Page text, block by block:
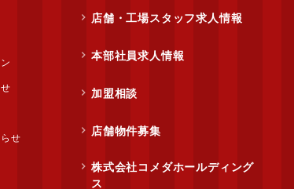
せ
店舗・工場スタッフ求人情報
本部社員求人情報
加盟相談
店舗物件募集
株式会社コメダホールディング
ス